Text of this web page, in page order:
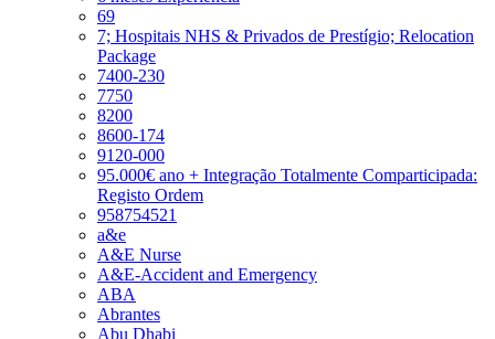
69
7; Hospitais NHS & Privados de Prestígio; Relocation
Package
7400-230
7750
8200
8600-174
9120-000
95.000€ ano + Integração Totalmente Comparticipada:
Registo Ordem
958754521
a&e
A&E Nurse
A&E-Accident and Emergency
ABA
Abrantes
Abu Dhabi